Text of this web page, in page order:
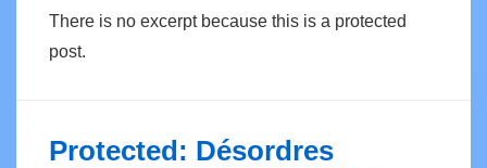
There is no excerpt because this is a protected
post.
Protected: Désordres